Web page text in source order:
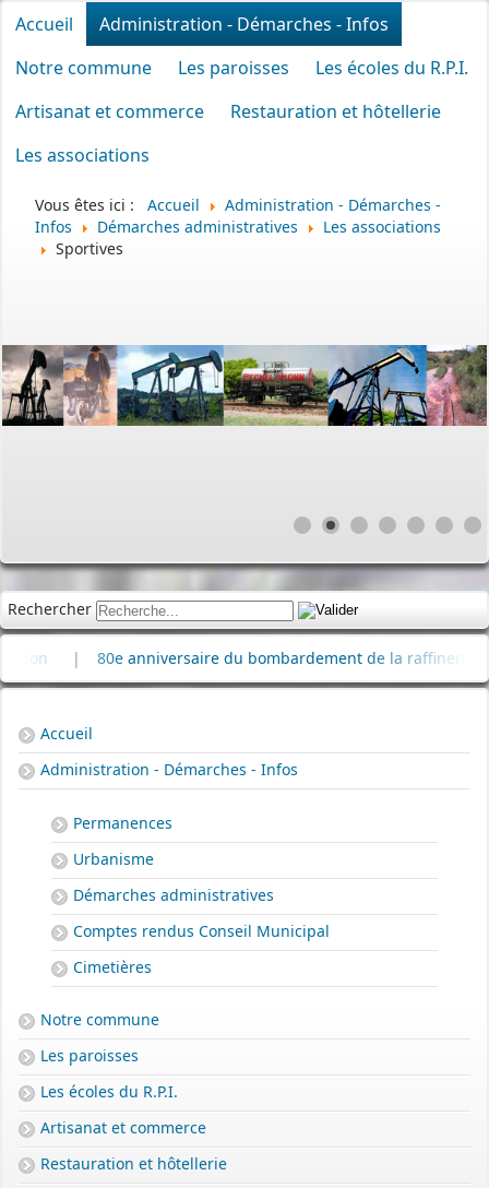
Accueil
Administration - Démarches - Infos
Notre commune
Les paroisses
Les écoles du R.P.I.
Artisanat et commerce
Restauration et hôtellerie
Les associations
Vous êtes ici : Accueil
Administration - Démarches -
Infos
Démarches administratives
Les associations
Sportives
Rechercher
80e anniversaire du bombardement de la raffinerie de
Accueil
Administration - Démarches - Infos
Permanences
Urbanisme
Démarches administratives
Comptes rendus Conseil Municipal
Cimetières
Notre commune
Les paroisses
Les écoles du R.P.I.
Artisanat et commerce
Restauration et hôtellerie